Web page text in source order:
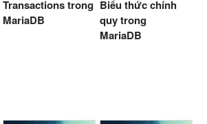
Transactions trong
MariaDB
Biểu thức chính
quy trong
MariaDB